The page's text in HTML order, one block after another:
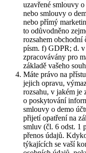
uzavřené smlouvy
nebo smlouvy o
nebo přímý
to odůvodněno
rozsahem obchodní
písm. f) GDPR; d. v
zpracovávány pro
základě vašeho
Máte právo na
jejich opravu,
rozsahu, v jakém je
o poskytování
smlouvy o demo
přijetí opatření na
smluv (čl. 6 odst. 1
přenos údajů.
týkajících se vaší